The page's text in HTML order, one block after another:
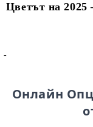
Цветът на 2025
-
Онлайн